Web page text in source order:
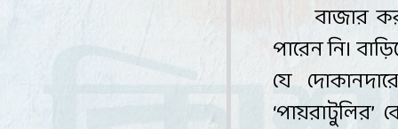
বাজার
পারেননি।
যে
‘পায়রাটুলির’